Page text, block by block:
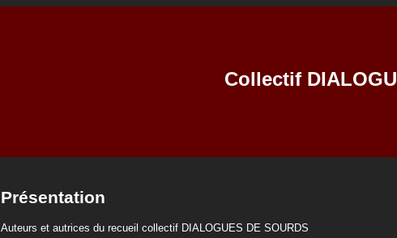
Collectif
Présentation
Auteurs et autrices du recueil collectif DIALOGUES DE SOURDS